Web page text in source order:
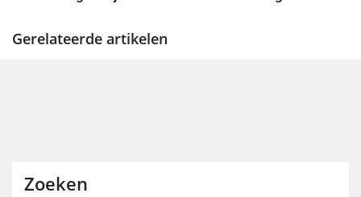
Gerelateerde artikelen
Zoeken